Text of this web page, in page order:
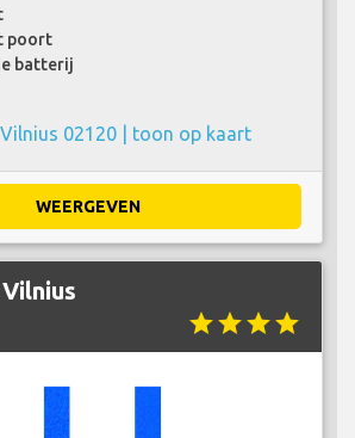
poort
batterij
02120 | toon op kaart
WEERGEVEN
starstarstarstar